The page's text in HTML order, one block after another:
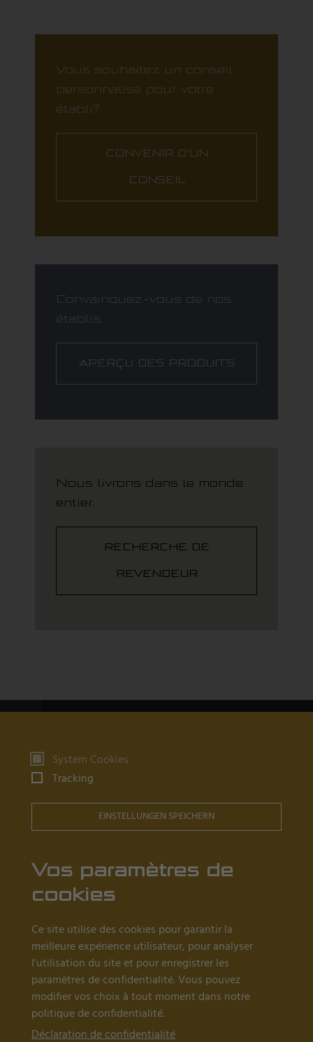
Vous souhaitez un conseil
personnalisé pour votre
établi?
CONVENIR D'UN
CONSEIL
Convainquez-vous de nos
établis.
APERÇU DES PRODUITS
Nous livrons dans le monde
entier.
RECHERCHE DE
REVENDEUR
Tables d'horloger
Orfèvrerie
Tables de tonneau
Postes de travail en salle blanche
Ce qu'il faut savoir
Revendeurs près de chez vous
Actualités
À propos de nous
Références
System Cookies
Tracking
EINSTELLUNGEN SPEICHERN
Vos paramètres de
cookies
Ce site utilise des cookies pour garantir la
meilleure expérience utilisateur, pour analyser
l'utilisation du site et pour enregistrer les
paramètres de confidentialité. Vous pouvez
modifier vos choix à tout moment dans notre
politique de confidentialité.
Déclaration de confidentialité